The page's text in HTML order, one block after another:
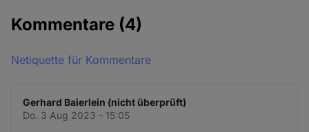
Kommentare (4)
Netiquette für Kommentare
Gerhard Baierlein (nicht überprüft)
Do. 3 Aug 2023 - 15:05